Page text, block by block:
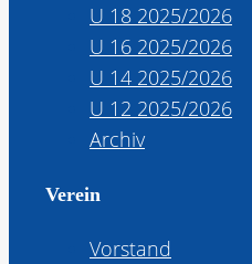
U 18 2025/2026
U 16 2025/2026
U 14 2025/2026
U 12 2025/2026
Archiv
Verein
Vorstand